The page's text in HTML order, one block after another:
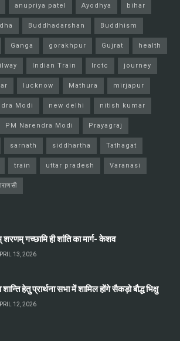
anupriya patel Ayodhya bihar
Buddhadarshan Buddhism
Ganga gorakhpur Gujrat health
Indian Train Irctc journey
lucknow Mathura mirjapur
Modi new delhi nitish kumar
PM Narendra Modi Prayagraj
sarnath siddhartha Tathagat
train uttar pradesh Varanasi
शरणम् गच्छामि ही शांति का मार्ग- केशव
13, 2026
शान्ति हेतु प्रार्थना सभा में शामिल होंगे सैकड़ो बौद्ध भिक्षु
12, 2026